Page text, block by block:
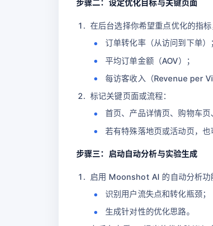
步骤二：设定优化目标与关键页面
在后台选择你希望重点优化的指标
订单转化率（从访问到下单）
平均订单金额（AOV）；
每访客收入（Revenue per
标记关键页面或流程：
首页、产品详情页、购物车页
若有特殊落地页或活动页，也
步骤三：启动自动分析与实验生成
启用 Moonshot AI 的自动分析功
识别用户流失点和转化瓶颈；
生成针对性的优化思路。